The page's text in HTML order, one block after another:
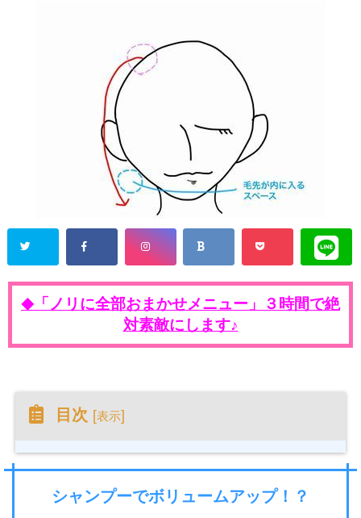
◆
「ノリに全部おまかせメニュー」３時間で絶
対素敵にします♪
目次 [表示]
シャンプーでボリュームアップ！？